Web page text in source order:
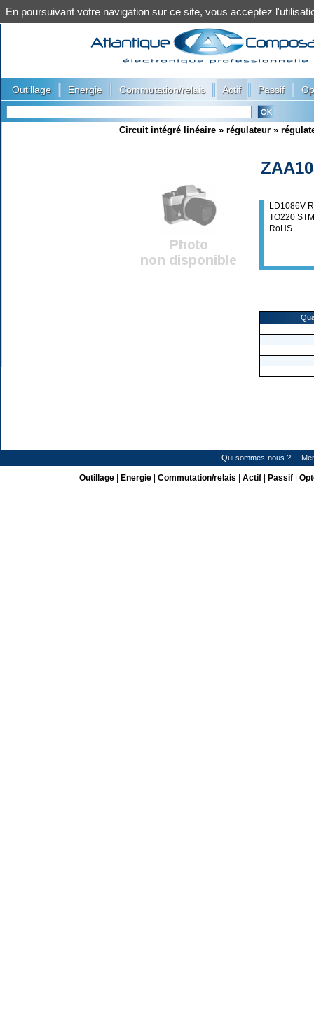
Outillage Energie Commutation/relais Actif Passif
Circuit intégré linéaire » régulateur »
LD1086V
TO220
RoHS
Qui sommes-nous ?|
Outillage| Energie| Commutation/relais Actif| Passif|
En poursuivant votre navigation sur ce site, vous acceptez